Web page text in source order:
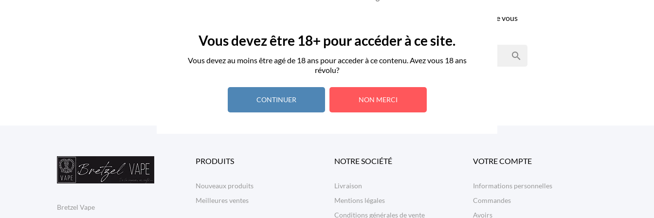
Vous devez être 18+ pour accéder à ce site.
Vous devez au moins être agé de 18 ans pour acceder à ce contenu. Avez vous 18 ans
révolu?
CONTINUER NON MERCI
Essayez d'explorer notre catalogue, vous trouverez peut-être ce que vous

Bretzel Vape
PRODUITS
Nouveaux produits
Meilleures ventes
NOTRE SOCIÉTÉ
Livraison
Mentions légales
Conditions générales de vente
VOTRE COMPTE
Informations personnelles
Commandes
Avoirs